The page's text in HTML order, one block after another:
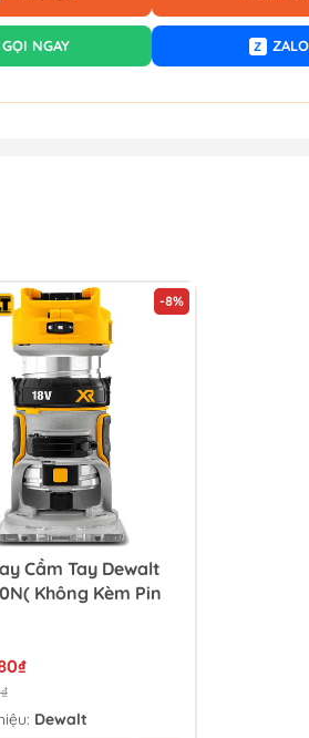
GỌI NGAY Z ZALO
-8%
Cầm Tay Dewalt
Không Kèm Pin
Dewalt